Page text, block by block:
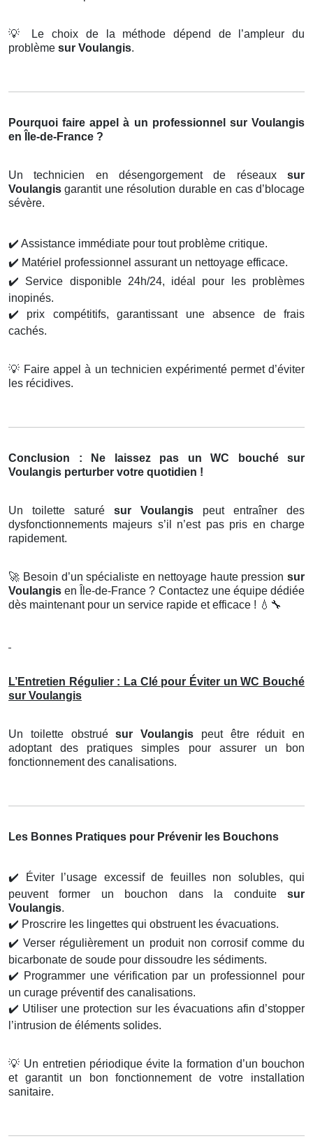
💡
Le choix de la méthode dépend de l’ampleur du
problème sur Voulangis.
Pourquoi faire appel à un professionnel sur Voulangis
en Île-de-France ?
Un technicien en désengorgement de réseaux sur
Voulangisgarantit une résolution durable en cas d’blocage
sévère.
✔️ Assistance immédiate pour tout problème critique.
✔️ Matériel professionnel assurant un nettoyage efficace.
✔️ Service disponible 24h/24, idéal pour les problèmes
inopinés.
✔️ prix compétitifs, garantissant une absence de frais
cachés.
💡 Faire appel à un technicien expérimenté permet d’éviter
les récidives.
Conclusion : Ne laissez pas un WC bouché sur
Voulangis perturber votre quotidien !
Un toilette saturé sur Voulangis peut entraîner des
dysfonctionnements majeurs s’il n’est pas pris en charge
rapidement.
🚀 Besoin d’un spécialiste en nettoyage haute pressionsur
Voulangisen Île-de-France ? Contactez une équipe dédiée
dès maintenant pour un service rapide et efficace ! 💧🔧
L’Entretien Régulier : La Clé pour Éviter un WC Bouché
sur Voulangis
Un toilette obstruésur Voulangis peut être réduit en
adoptant des pratiques simples pour assurer un bon
fonctionnement des canalisations.
Les Bonnes Pratiques pour Prévenir les Bouchons
✔️ Éviter l’usage excessif de feuilles non solubles, qui
peuvent former un bouchon dans la conduite sur
Voulangis.
✔️ Proscrire les lingettes qui obstruent les évacuations.
✔️ Verser régulièrement un produit non corrosif comme du
bicarbonate de soude pour dissoudre les sédiments.
✔️ Programmer une vérification par un professionnel pour
un curage préventif des canalisations.
✔️ Utiliser une protection sur les évacuations afin d’stopper
l’intrusion de éléments solides.
💡 Un entretien périodique évite la formation d’un bouchon
et garantit un bon fonctionnement de votre installation
sanitaire.